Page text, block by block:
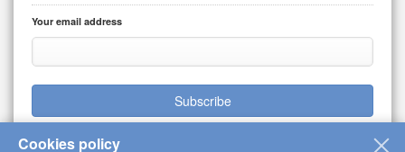
Your email address
Subscribe
Cookies policy